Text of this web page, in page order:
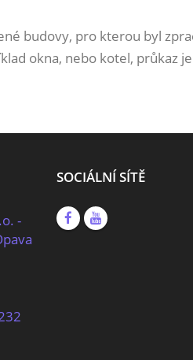
budovy, pro kterou byl
okna, nebo kotel, průkaz
-
SOCIÁLNÍ SÍTĚ